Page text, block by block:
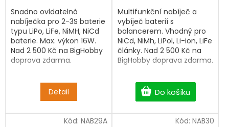
Detail
Snadno ovldatelná
nabíječka pro 2-3S baterie
typu LiPo, LiFe, NiMH, NiCd
baterie. Max. výkon 16W.
Nad 2 500 Kč na BigHobby
doprava zdarma.
Do košíku
Multifunkční nabíječ a
vybíječ baterií s
balancerem. Vhodný pro
NiCd, NiMh, LiPol, Li-ion, LiFe
články. Nad 2 500 Kč na
BigHobby doprava zdarma.
Kód: NAB29A Kód: NAB30